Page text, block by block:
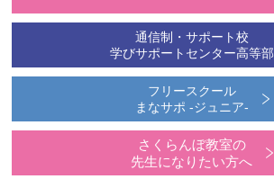
通信制・サポート校
学びサポートセンター高等部
フリースクール
まなサポ -ジュニア-
さくらんぼ教室の
先生になりたい方へ